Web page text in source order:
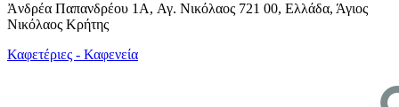
Ἀνδρέα Παπανδρέου 1A, Αγ. Νικόλαος 721 00, Ελλάδα, Άγιος
Νικόλαος Κρήτης
Καφετέριες - Καφενεία